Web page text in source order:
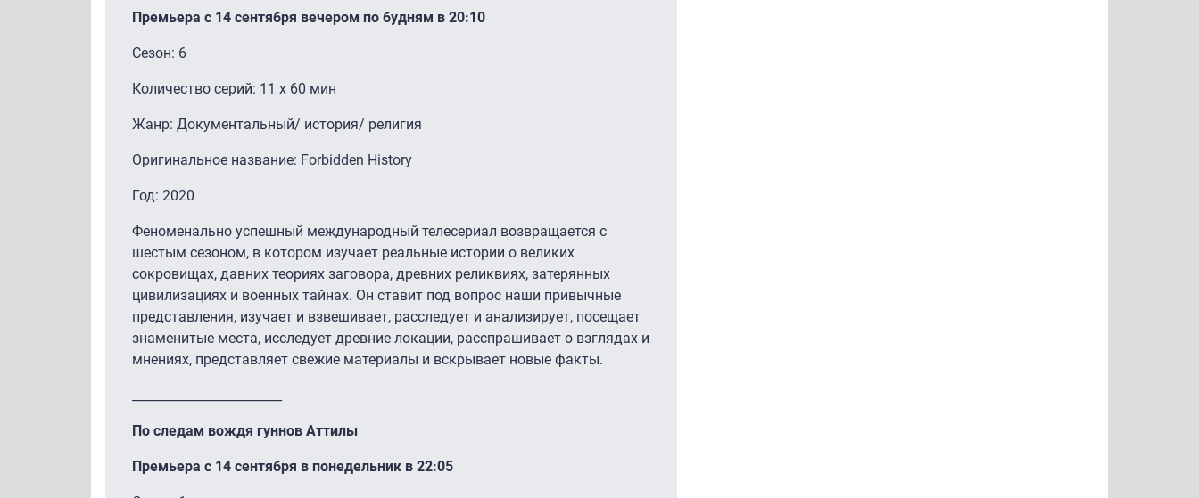
Премьера с 14 сентября вечером по будням в 20:10
Сезон: 6
Количество серий: 11 x 60 мин
Жанр: Документальный/ история/ религия
Оригинальное название: Forbidden History
Год: 2020
Феноменально успешный международный телесериал возвращается с
шестым сезоном, в котором изучает реальные истории о великих
сокровищах, давних теориях заговора, древних реликвиях, затерянных
цивилизациях и военных тайнах. Он ставит под вопрос наши привычные
представления, изучает и взвешивает, расследует и анализирует, посещает
знаменитые места, исследует древние локации, расспрашивает о взглядах и
мнениях, представляет свежие материалы и вскрывает новые факты.
По следам вождя гуннов Аттилы
Премьера с 14 сентября в понедельник в 22:05